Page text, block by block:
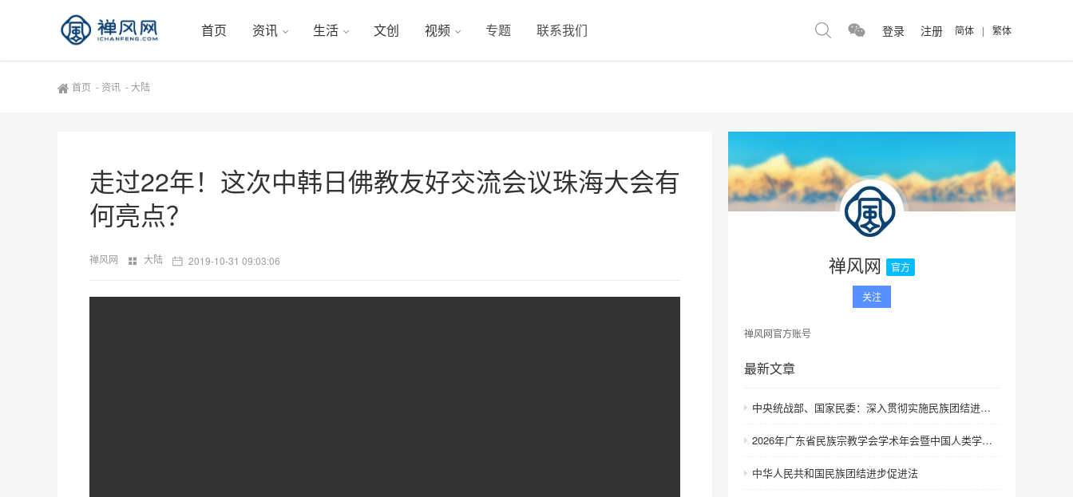
首页 资讯 生活 文创 视频 专题 联系我们 登录 注册 简体 | 繁体
首页 - 资讯 -大陆
走过22年！这次中韩日佛教友好交流会议珠海大会有
何亮点？
禅风网 大陆 2019-10-31 09:03:06 禅风网 官方
关注
禅风网官方账号
最新文章
中央统战部、国家民委：深入贯彻实施民族团结进步促进法 进一步增强中华民族凝聚力向心力
2026年广东省民族宗教学会学术年会暨中国人类学民族学研究会城市民族工作研究专业委员会更名会议在深圳召开
中华人民共和国民族团结进步促进法